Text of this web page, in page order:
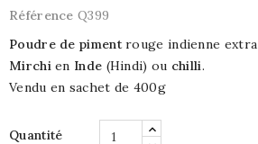
Référence Q399
Poudre de pimentrouge indienne
Mirchien Inde (Hindi) ou chilli.
Vendu en sachet de 400g
Quantité